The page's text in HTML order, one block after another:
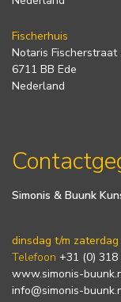
Fischerhuis
Notaris Fischerstraat
6711 BB Ede
Nederland
Simonis & Buunk
dinsdag t/m
Telefoon +31 (0)
www.simonis-
info@simonis-